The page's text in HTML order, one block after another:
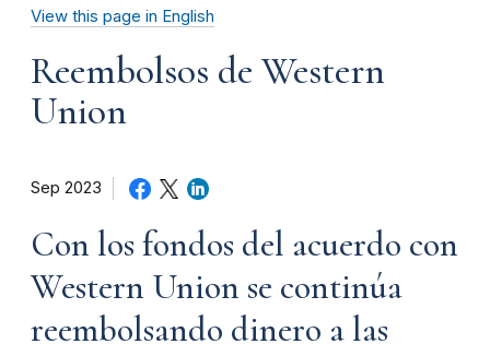
View this page in English
Reembolsos de Western
Union
Sep 2023
Con los fondos del acuerdo con
Western Union se continúa
reembolsando dinero a las